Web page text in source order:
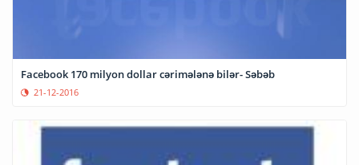
Facebook 170 milyon dollar cərimələnə bilər- Səbəb
21-12-2016